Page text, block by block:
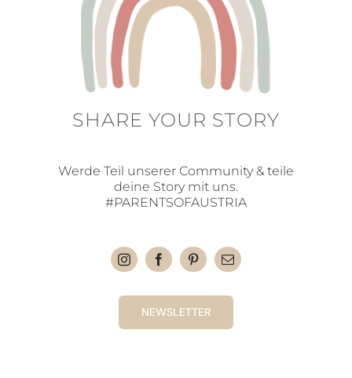
SHARE YOUR STORY
Werde Teil unserer Community & teile
deine Story mit uns.
#PARENTSOFAUSTRIA
NEWSLETTER